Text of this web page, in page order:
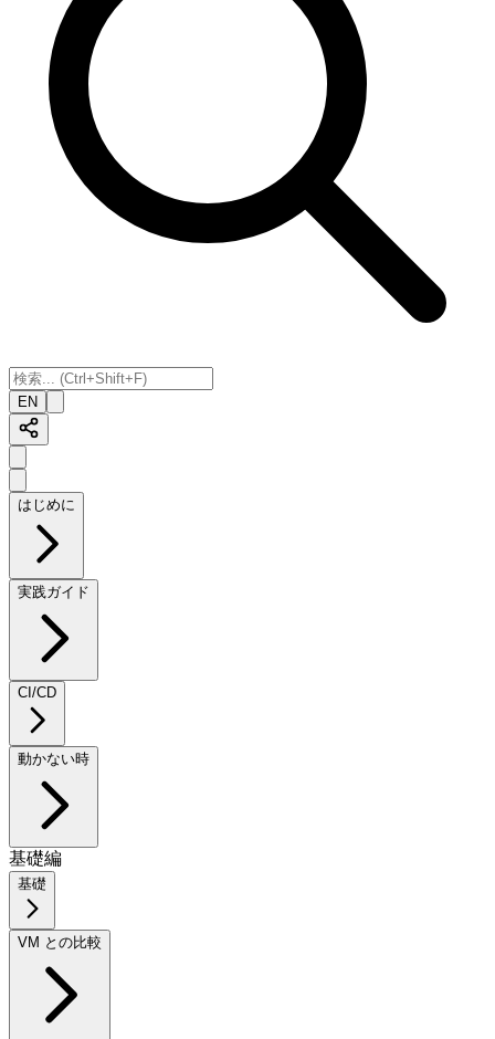
EN
はじめに
実践ガイド
CI/CD
動かない時
基礎編
基礎
VM との比較